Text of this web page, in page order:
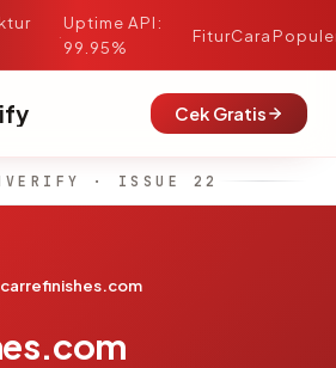
·
Uptime API:
99.95%
FiturCara
Cek Gratis
· ISSUE 22
carrefinishes.com